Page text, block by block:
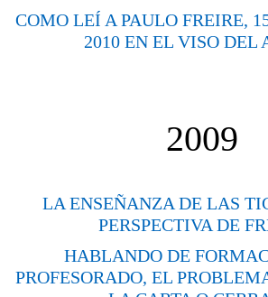
COMO LEÍ A PAULO FREIRE,
2010 EN EL VISO DEL
2009
LA ENSEÑANZA DE LAS
PERSPECTIVA DE
HABLANDO DE
PROFESORADO, EL